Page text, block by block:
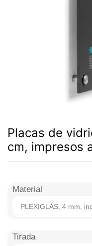
Placas de
cm, impresos
Material
PLEXIGLÁS, 4 mm,
Tirada